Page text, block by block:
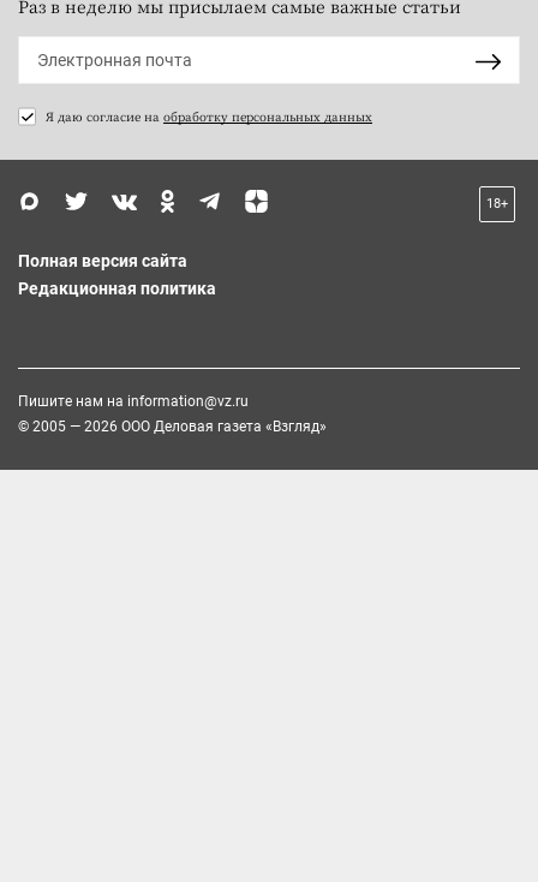
Раз в неделю мы присылаем самые важные статьи
Я даю согласие на обработку персональных данных
18+
Полная версия сайта
Редакционная политика
Пишите нам на information@vz.ru
© 2005 — 2026 ООО Деловая газета «Взгляд»